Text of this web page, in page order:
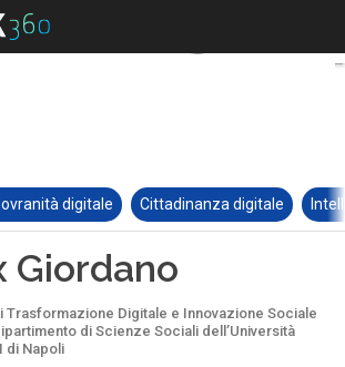
digitale Cittadinanza digitale
Giordano
Trasformazione Digitale e Innovazione Sociale
di Scienze Sociali dell’Università
di Napoli